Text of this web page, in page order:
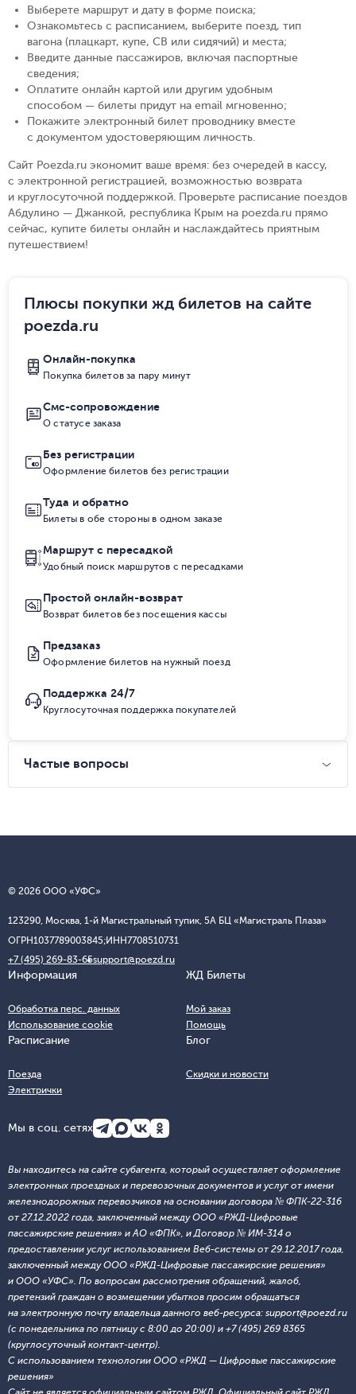
Выберете маршрут и дату в форме поиска;
Ознакомьтесь с расписанием, выберите поезд, тип
вагона (плацкарт, купе, СВ или сидячий) и места;
Введите данные пассажиров, включая паспортные
сведения;
Оплатите онлайн картой или другим удобным
способом — билеты придут на email мгновенно;
Покажите электронный билет проводнику вместе
с документом удостоверяющим личность.
Сайт Poezda.ru экономит ваше время: без очередей в кассу,
с электронной регистрацией, возможностью возврата
и круглосуточной поддержкой. Проверьте расписание поездов
Абдулино — Джанкой, республика Крым на poezda.ru прямо
сейчас, купите билеты онлайн и наслаждайтесь приятным
путешествием!
Плюсы покупки жд билетов на сайте
poezda.ru
Онлайн-покупка
Покупка билетов за пару минут
Смс-сопровождение
О статусе заказа
Без регистрации
Оформление билетов без регистрации
Туда и обратно
Билеты в обе стороны в одном заказе
Маршрут с пересадкой
Удобный поиск маршрутов с пересадками
Простой онлайн-возврат
Возврат билетов без посещения кассы
Предзаказ
Оформление билетов на нужный поезд
Поддержка 24/7
Круглосуточная поддержка покупателей
Частые вопросы
© 2026 ООО «УФС»
123290, Москва, 1-й Магистральный тупик, 5А БЦ «Магистраль Плаза»
ОГРН1037789003845;ИНН7708510731
+7 (495) 269-83-65support@poezd.ru
Информация
Обработка перс. данных
Использование cookie
ЖД Билеты
Мой заказ
Помощь
Расписание
Поезда
Электрички
Блог
Скидки и новости
Мы в соц. сетях
Вы находитесь на сайте субагента, который осуществляет оформление
электронных проездных и перевозочных документов и услуг от имени
железнодорожных перевозчиков на основании договора № ФПК-22-316
от 27.12.2022 года, заключенный между ООО «РЖД-Цифровые
пассажирские решения» и АО «ФПК», и Договор № ИМ-314 о
предоставлении услуг использованием Веб-системы от 29.12.2017 года,
заключенный между ООО «РЖД-Цифровые пассажирские решения»
и ООО «УФС». По вопросам рассмотрения обращений, жалоб,
претензий граждан о возмещении убытков просим обращаться
на электронную почту владельца данного веб-ресурса: support@poezd.ru
(с понедельника по пятницу с 8:00 до 20:00) и +7 (495) 269 8365
(круглосуточный контакт-центр).
С использованием технологии ООО «РЖД — Цифровые пассажирские
решения»